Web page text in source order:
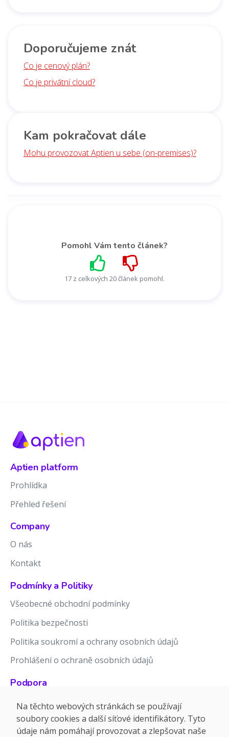
Pomohl Vám tento článek?
17 z celkových 20 článek pomohl.
Doporučujeme znát
Co je cenový plán?
Co je privátní cloud?
Kam pokračovat dále
Mohu provozovat Aptien u sebe (on-premises)?
Aptien platform
Prohlídka
Přehled řešení
Company
O nás
Kontakt
Podmínky a Politiky
Všeobecné obchodní podmínky
Politika bezpečnosti
Politika soukromí a ochrany osobních údajů
Prohlášení o ochraně osobních údajů
Podpora
Znalostní báze
Release notes
Na těchto webových stránkách se používají
soubory cookies a další síťové identifikátory. Tyto
údaje nám pomáhají provozovat a zlepšovat naše